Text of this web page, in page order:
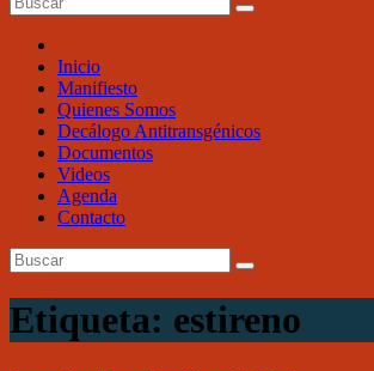
Inicio
Manifiesto
Quienes Somos
Decálogo Antitransgénicos
Documentos
Videos
Agenda
Contacto
Etiqueta: estireno